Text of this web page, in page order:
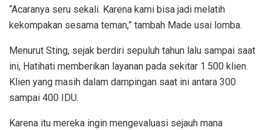
“Acaranya seru sekali. Karena kami bisa jadi melatih
kekompakan sesama teman,” tambah Made usai lomba.
Menurut Sting, sejak berdiri sepuluh tahun lalu sampai saat
ini, Hatihati memberikan layanan pada sekitar 1.500 klien.
Klien yang masih dalam dampingan saat ini antara 300
sampai 400 IDU.
Karena itu mereka ingin mengevaluasi sejauh mana